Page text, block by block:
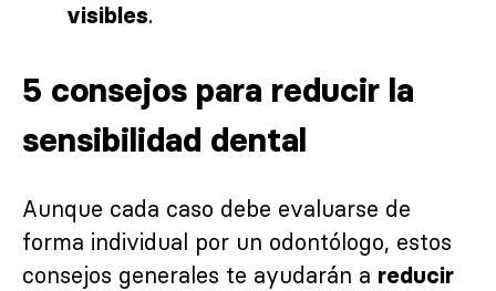
visibles.
5 consejos para reducir la
sensibilidad dental
Aunque cada caso debe evaluarse de
forma individual por un odontólogo, estos
consejos generales te ayudarán a reducir